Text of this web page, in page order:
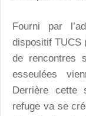
Fourni par
dispositif TUCS
de rencontres
esseulées
Derrière cette
refuge va se